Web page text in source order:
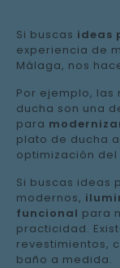
Si buscas ideas
experiencia de
Málaga, nos
Por ejemplo,
ducha son una
para
plato de ducha
optimización
Si buscas ideas
modernos,
funcional para
practicidad.
revestimientos,
baño a medida.